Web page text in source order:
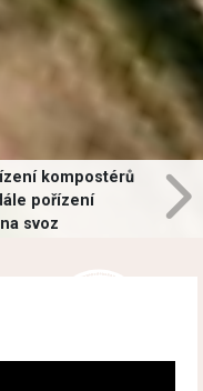
kompostérů
pořízení
svoz